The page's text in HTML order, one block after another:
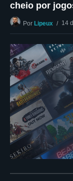
cheio por
Por Lipeux 14